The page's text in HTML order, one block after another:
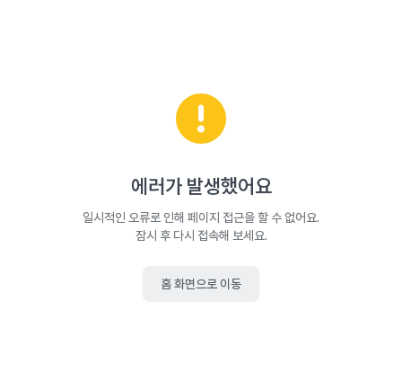
에러가 발생했어요
일시적인 오류로 인해 페이지 접근을 할 수 없어요.
잠시 후 다시 접속해 보세요.
홈 화면으로 이동